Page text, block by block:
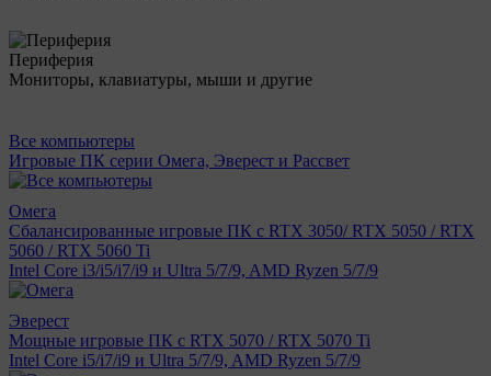
Периферия
Мониторы, клавиатуры, мыши и другие
Все компьютеры
Игровые ПК серии Омега, Эверест и Рассвет
Омега
Сбалансированные игровые ПК с RTX 3050/ RTX 5050 / RTX
5060 / RTX 5060 Ti
Intel Core i3/i5/i7/i9 и Ultra 5/7/9, AMD Ryzen 5/7/9
Эверест
Мощные игровые ПК с RTX 5070 / RTX 5070 Ti
Intel Core i5/i7/i9 и Ultra 5/7/9, AMD Ryzen 5/7/9